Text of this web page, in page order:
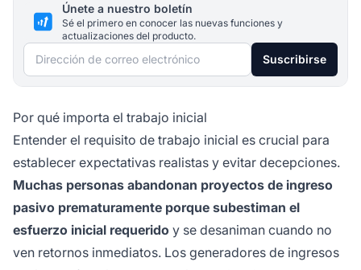
Únete a nuestro boletín
Sé el primero en conocer las nuevas funciones y
actualizaciones del producto.
Dirección de correo electrónico Suscribirse
Por qué importa el trabajo inicial
Entender el requisito de trabajo inicial es crucial para
establecer expectativas realistas y evitar decepciones.
Muchas personas abandonan proyectos de ingreso
pasivo prematuramente porque subestiman el
esfuerzo inicial requerido y se desaniman cuando no
ven retornos inmediatos. Los generadores de ingresos